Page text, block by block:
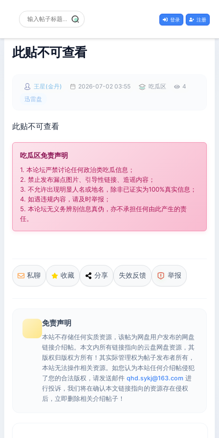
登录 注册
此贴不可查看
王星(金丹) 2026-07-02 03:55 吃瓜区
4
迅雷盘
此贴不可查看
吃瓜区免责声明
1. 本论坛严禁讨论任何政治类吃瓜信息；
2. 禁止发布漏点图片、引导性链接、造谣内容；
3. 不允许出现明显人名或地名，除非已证实为100%真实信息；
4. 如遇违规内容，请及时举报；
5. 本论坛无义务辨别信息真伪，亦不承担任何由此产生的责
任。
私聊 收藏 分享 失效反馈 举报
免责声明
本站不存储任何实质资源，该帖为网盘用户发布的网盘
链接介绍帖。本文内所有链接指向的云盘网盘资源，其
版权归版权方所有！其实际管理权为帖子发布者所有，
本站无法操作相关资源。如您认为本站任何介绍帖侵犯
了您的合法版权，请发送邮件 qhd.sykj@163.com 进
行投诉，我们将在确认本文链接指向的资源存在侵权
后，立即删除相关介绍帖子！